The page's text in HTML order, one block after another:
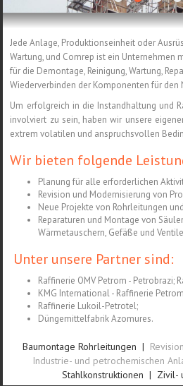
Jede Anlage, Produktionseinheit oder
Wartung, und Comrep ist ein Unternehmen
für die Demontage, Reinigung, Wartung,
Wiederverbinden der Komponenten für den
Um erfolgreich in die Instandhaltung und
involviert zu sein, haben wir unsere
extrem volatilen und anspruchsvollen
Wir bieten folgende
Planung für alle erforderlichen
Revision und Modernisierung von
Neue Projekte von Rohrleitungen
Reparaturen und Montage von
Wärmetauschern, Gefäße und
Unter unsere Partner sind:
Raffinerie OMV Petrom - Petrobrazi;
KMG International - Raffinerie
Raffinerie Lukoil-Petrotel;
Düngemittelfabrik Azomures.
Baumontage Rohrleitungen |
Industrie- und petrochemischen
Stahlkonstruktionen | Zivil-